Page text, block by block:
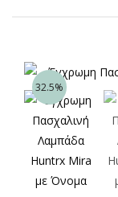
32.5%